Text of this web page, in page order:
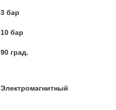
3 бар
10 бар
90 град.
Электромагнитный